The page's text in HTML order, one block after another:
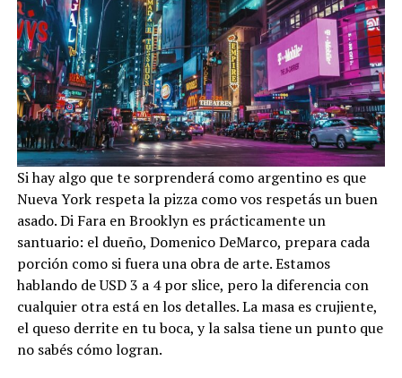
Si hay algo que te sorprenderá como argentino es que
Nueva York respeta la pizza como vos respetás un buen
asado. Di Fara en Brooklyn es prácticamente un
santuario: el dueño, Domenico DeMarco, prepara cada
porción como si fuera una obra de arte. Estamos
hablando de USD 3 a 4 por slice, pero la diferencia con
cualquier otra está en los detalles. La masa es crujiente,
el queso derrite en tu boca, y la salsa tiene un punto que
no sabés cómo logran.